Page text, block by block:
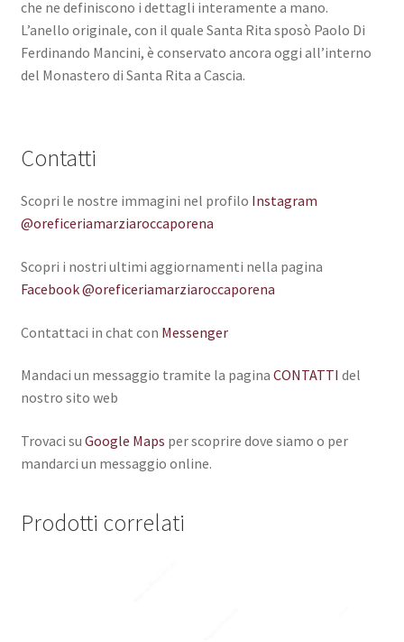
che ne definiscono i dettagli interamente a mano.
L’anello originale, con il quale Santa Rita sposò Paolo Di
Ferdinando Mancini, è conservato ancora oggi all’interno
del Monastero di Santa Rita a Cascia.
Contatti
Scopri le nostre immagini nel profilo Instagram
@oreficeriamarziaroccaporena
Scopri i nostri ultimi aggiornamenti nella pagina
Facebook @oreficeriamarziaroccaporena
Contattaci in chat con Messenger
Mandaci un messaggio tramite la pagina CONTATTI del
nostro sito web
Trovaci su Google Maps per scoprire dove siamo o per
mandarci un messaggio online.
Prodotti correlati